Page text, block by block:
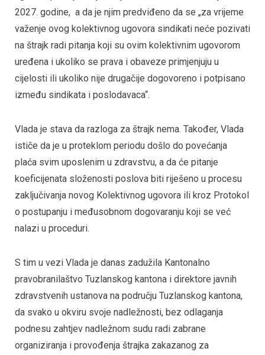
2027. godine, a da je njim predviđeno da se „za vrijeme
važenje ovog kolektivnog ugovora sindikati neće pozivati
na štrajk radi pitanja koji su ovim kolektivnim ugovorom
uređena i ukoliko se prava i obaveze primjenjuju u
cijelosti ili ukoliko nije drugačije dogovoreno i potpisano
između sindikata i poslodavaca“.
Vlada je stava da razloga za štrajk nema. Također, Vlada
ističe da je u proteklom periodu došlo do povećanja
plaća svim uposlenim u zdravstvu, a da će pitanje
koeficijenata složenosti poslova biti riješeno u procesu
zaključivanja novog Kolektivnog ugovora ili kroz Protokol
o postupanju i međusobnom dogovaranju koji se već
nalazi u proceduri.
S tim u vezi Vlada je danas zadužila Kantonalno
pravobranilaštvo Tuzlanskog kantona i direktore javnih
zdravstvenih ustanova na području Tuzlanskog kantona,
da svako u okviru svoje nadležnosti, bez odlaganja
podnesu zahtjev nadležnom sudu radi zabrane
organiziranja i provođenja štrajka zakazanog za